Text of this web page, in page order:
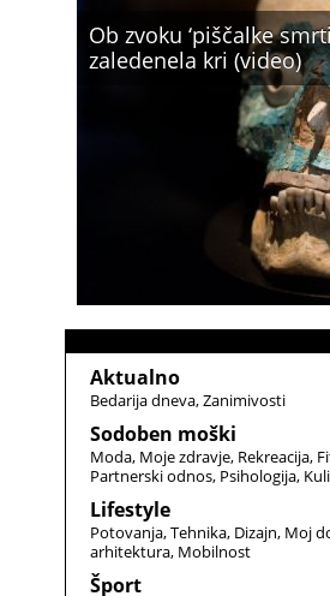
Ob zvoku ‘piščalke
zaledenela kri (video)
Aktualno
Bedarija dneva Zanimivosti
Sodoben moški
Moda Moje zdravje Rekreacija
Partnerski odnos Psihologija
Lifestyle
Potovanja Tehnika Dizajn Moj
arhitektura Mobilnost
Šport